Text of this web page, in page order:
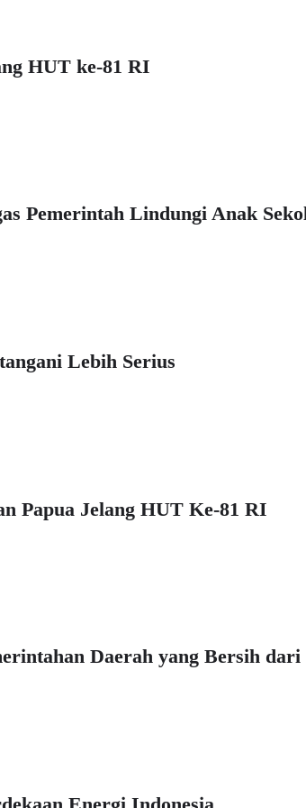
HUT ke-81 RI
Pemerintah Lindungi Anak
Lebih Serius
Papua Jelang HUT Ke-81 RI
Daerah yang Bersih